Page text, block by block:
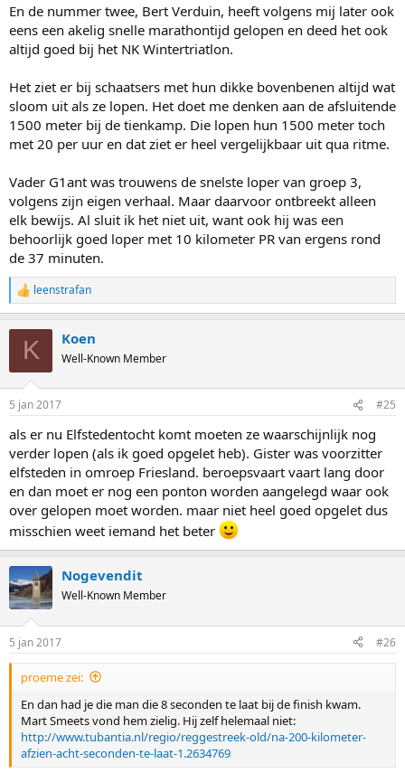
En de nummer twee, Bert Verduin, heeft volgens mij later ook
eens een akelig snelle marathontijd gelopen en deed het ook
altijd goed bij het NK Wintertriatlon.
Het ziet er bij schaatsers met hun dikke bovenbenen altijd wat
sloom uit als ze lopen. Het doet me denken aan de afsluitende
1500 meter bij de tienkamp. Die lopen hun 1500 meter toch
met 20 per uur en dat ziet er heel vergelijkbaar uit qua ritme.
Vader G1ant was trouwens de snelste loper van groep 3,
volgens zijn eigen verhaal. Maar daarvoor ontbreekt alleen
elk bewijs. Al sluit ik het niet uit, want ook hij was een
behoorlijk goed loper met 10 kilometer PR van ergens rond
de 37 minuten.
R
e
n
s
leenstrafan
K Koen
Well-Known Member
5 jan 2017 #25
als er nu Elfstedentocht komt moeten ze waarschijnlijk nog
verder lopen (als ik goed opgelet heb). Gister was voorzitter
elfsteden in omroep Friesland. beroepsvaart vaart lang door
en dan moet er nog een ponton worden aangelegd waar ook
over gelopen moet worden. maar niet heel goed opgelet dus
misschien weet iemand het beter
Nogevendit
Well-Known Member
5 jan 2017 #26
proeme zei:
En dan had je die man die 8 seconden te laat bij de finish kwam.
Mart Smeets vond hem zielig. Hij zelf helemaal niet:
http://www.tubantia.nl/regio/reggestreek-old/na-200-kilometer-
afzien-acht-seconden-te-laat-1.2634769